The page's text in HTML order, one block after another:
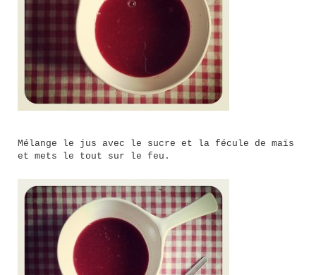
Mélange le jus avec le sucre et la fécule de maïs
et mets le tout sur le feu.